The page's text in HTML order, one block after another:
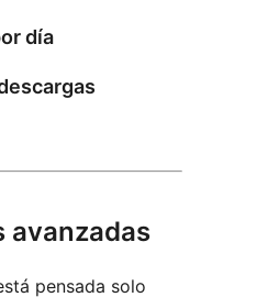
día
avanzadas
pensada solo